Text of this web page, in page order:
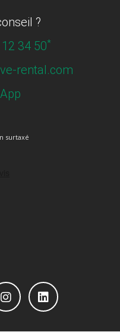
?
34 50*
rental.com
surtaxé